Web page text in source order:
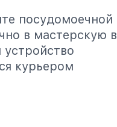
посудомоечной
в мастерскую в
курьером